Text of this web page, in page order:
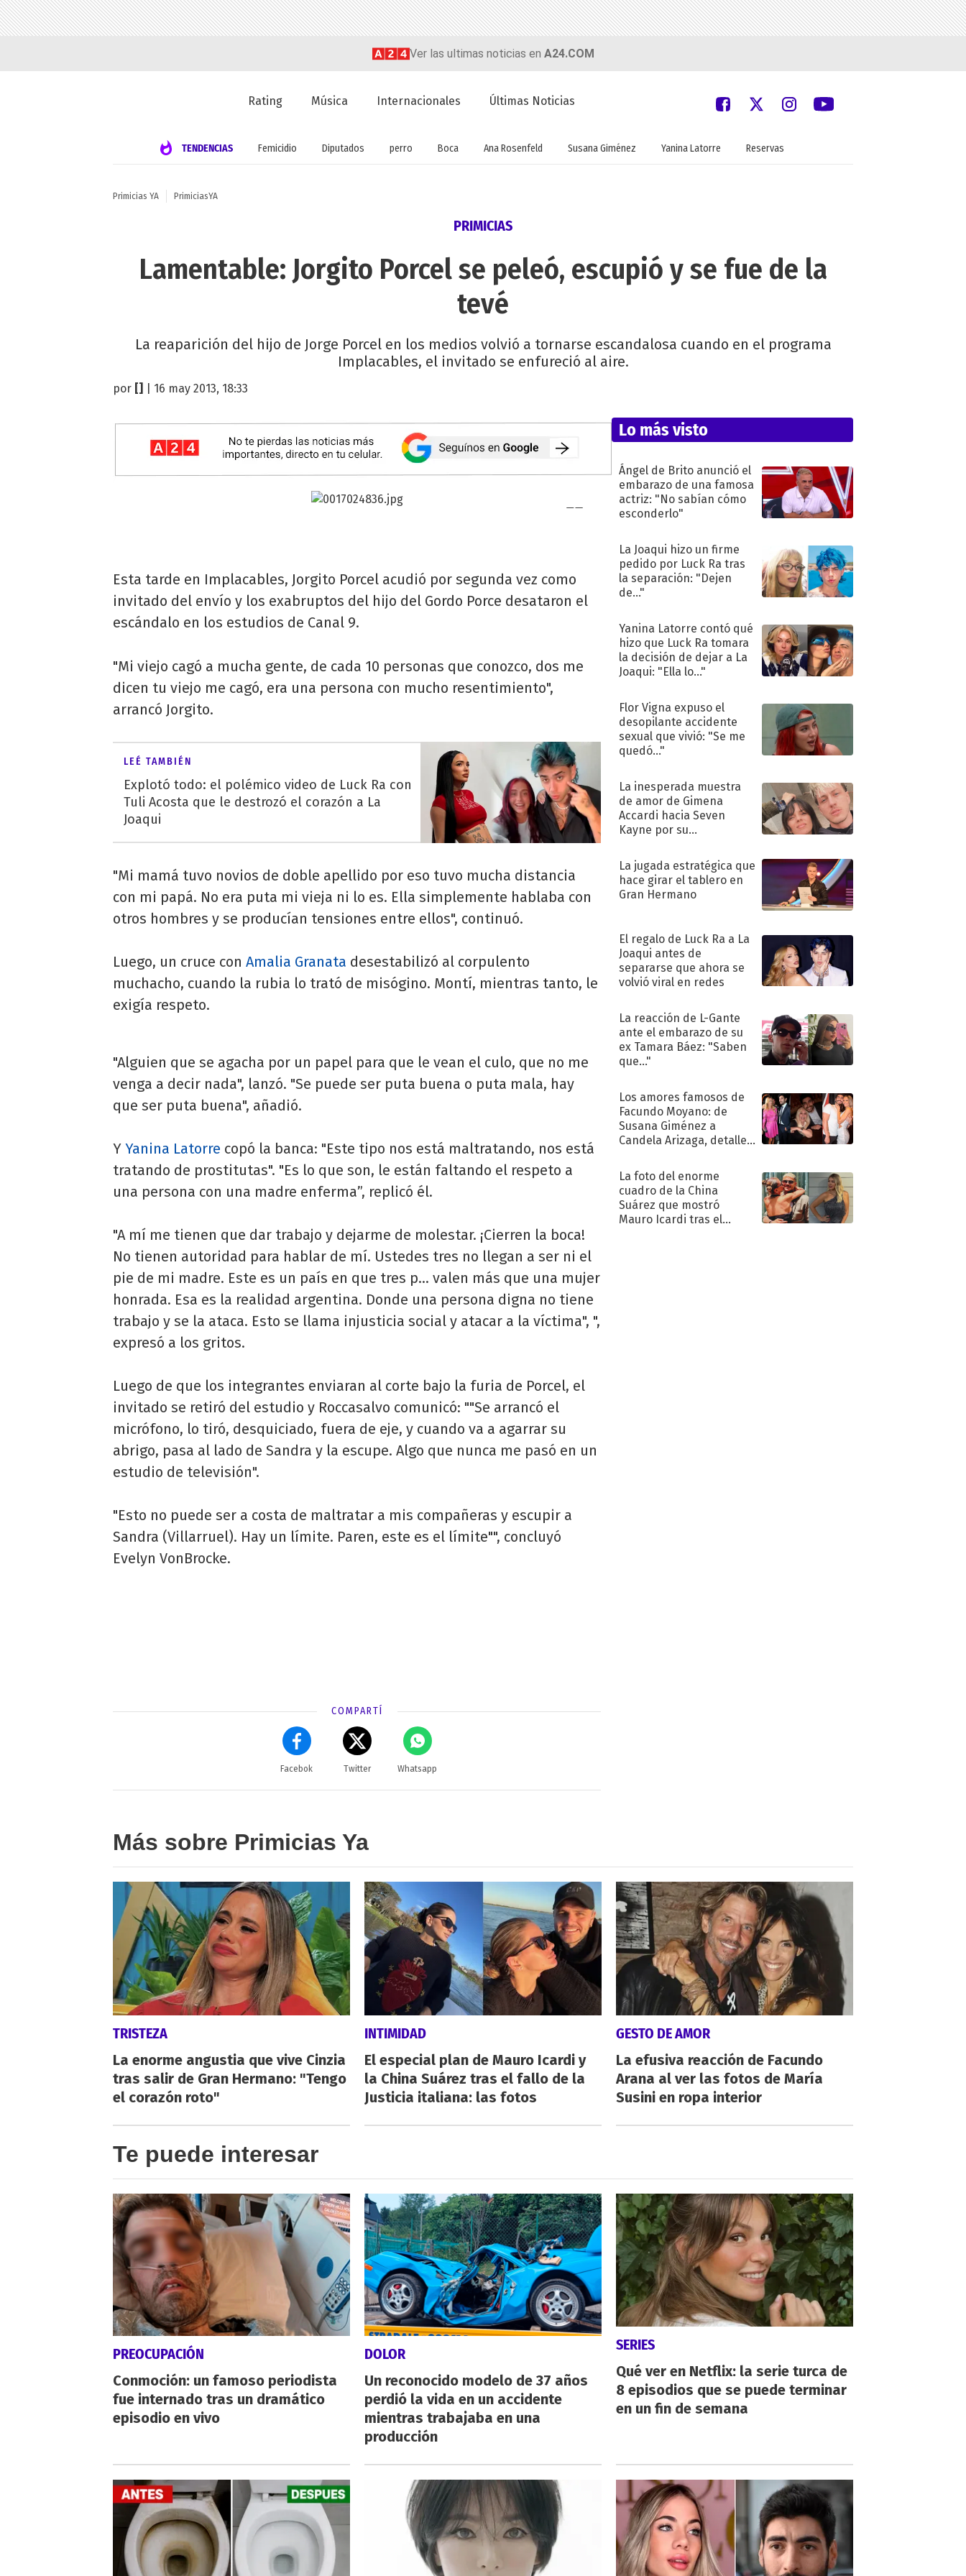
Ver las ultimas noticias en A24.COM
Rating Música Internacionales Últimas Noticias
TENDENCIAS Femicidio Diputados perro Boca Ana Rosenfeld Susana Giménez Yanina Latorre Reservas
Primicias YA PrimiciasYA
PRIMICIAS
Lamentable: Jorgito Porcel se peleó, escupió y se fue de la
tevé
La reaparición del hijo de Jorge Porcel en los medios volvió a tornarse escandalosa cuando en el programa
Implacables, el invitado se enfureció al aire.
por | 16 may 2013, 18:33
Esta tarde en Implacables, Jorgito Porcel acudió por segunda vez como
invitado del envío y los exabruptos del hijo del Gordo Porce desataron el
escándalo en los estudios de Canal 9.
"Mi viejo cagó a mucha gente, de cada 10 personas que conozco, dos me
dicen tu viejo me cagó, era una persona con mucho resentimiento",
arrancó Jorgito.
LEÉ TAMBIÉN
Explotó todo: el polémico video de Luck Ra con
Tuli Acosta que le destrozó el corazón a La
Joaqui
"Mi mamá tuvo novios de doble apellido por eso tuvo mucha distancia
con mi papá. No era puta mi vieja ni lo es. Ella simplemente hablaba con
otros hombres y se producían tensiones entre ellos", continuó.
Luego, un cruce con Amalia Granata desestabilizó al corpulento
muchacho, cuando la rubia lo trató de misógino. Montí, mientras tanto, le
exigía respeto.
"Alguien que se agacha por un papel para que le vean el culo, que no me
venga a decir nada", lanzó. "Se puede ser puta buena o puta mala, hay
que ser puta buena", añadió.
Y Yanina Latorre copó la banca: "Este tipo nos está maltratando, nos está
tratando de prostitutas". "Es lo que son, le están faltando el respeto a
una persona con una madre enferma”, replicó él.
"A mí me tienen que dar trabajo y dejarme de molestar. ¡Cierren la boca!
No tienen autoridad para hablar de mí. Ustedes tres no llegan a ser ni el
pie de mi madre. Este es un país en que tres p... valen más que una mujer
honrada. Esa es la realidad argentina. Donde una persona digna no tiene
trabajo y se la ataca. Esto se llama injusticia social y atacar a la víctima", ",
expresó a los gritos.
Luego de que los integrantes enviaran al corte bajo la furia de Porcel, el
invitado se retiró del estudio y Roccasalvo comunicó: ""Se arrancó el
micrófono, lo tiró, desquiciado, fuera de eje, y cuando va a agarrar su
abrigo, pasa al lado de Sandra y la escupe. Algo que nunca me pasó en un
estudio de televisión".
"Esto no puede ser a costa de maltratar a mis compañeras y escupir a
Sandra (Villarruel). Hay un límite. Paren, este es el límite"", concluyó
Evelyn VonBrocke.
COMPARTÍ
Facebok Twitter Whatsapp
Lo más visto
Ángel de Brito anunció el
embarazo de una famosa
actriz: "No sabían cómo
esconderlo"
La Joaqui hizo un firme
pedido por Luck Ra tras
la separación: "Dejen
de..."
Yanina Latorre contó qué
hizo que Luck Ra tomara
la decisión de dejar a La
Joaqui: "Ella lo..."
Flor Vigna expuso el
desopilante accidente
sexual que vivió: "Se me
quedó..."
La inesperada muestra
de amor de Gimena
Accardi hacia Seven
Kayne por su
La jugada estratégica que
hace girar el tablero en
Gran Hermano
El regalo de Luck Ra a La
Joaqui antes de
separarse que ahora se
volvió viral en redes
La reacción de L-Gante
ante el embarazo de su
ex Tamara Báez: "Saben
que..."
Los amores famosos de
Facundo Moyano: de
Susana Giménez a
Candela Arizaga, detalles
sentimental
La foto del enorme
cuadro de la China
Suárez que mostró
Mauro Icardi tras el
Más sobre Primicias Ya
TRISTEZA
La enorme angustia que vive Cinzia
tras salir de Gran Hermano: "Tengo
el corazón roto"
INTIMIDAD
El especial plan de Mauro Icardi y
la China Suárez tras el fallo de la
Justicia italiana: las fotos
GESTO DE AMOR
La efusiva reacción de Facundo
Arana al ver las fotos de María
Susini en ropa interior
Te puede interesar
PREOCUPACIÓN
Conmoción: un famoso periodista
fue internado tras un dramático
episodio en vivo
DOLOR
Un reconocido modelo de 37 años
perdió la vida en un accidente
mientras trabajaba en una
producción
SERIES
Qué ver en Netflix: la serie turca de
8 episodios que se puede terminar
en un fin de semana